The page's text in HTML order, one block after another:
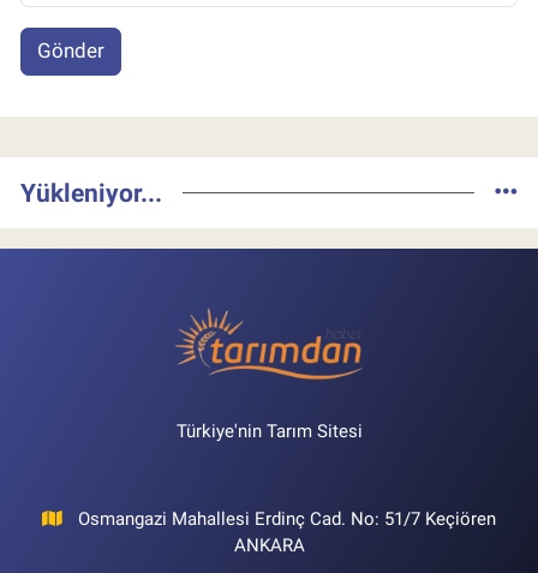
Gönder
Yükleniyor...
Türkiye'nin Tarım Sitesi
Osmangazi Mahallesi Erdinç Cad. No: 51/7 Keçiören
ANKARA